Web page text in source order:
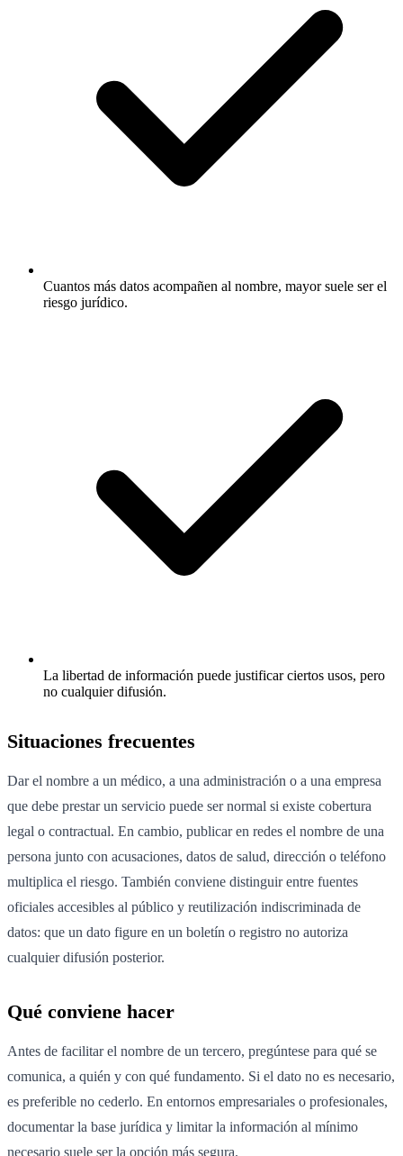
Cuantos más datos acompañen al nombre, mayor suele ser el
riesgo jurídico.
La libertad de información puede justificar ciertos usos, pero
no cualquier difusión.
Situaciones frecuentes
Dar el nombre a un médico, a una administración o a una empresa
que debe prestar un servicio puede ser normal si existe cobertura
legal o contractual. En cambio, publicar en redes el nombre de una
persona junto con acusaciones, datos de salud, dirección o teléfono
multiplica el riesgo. También conviene distinguir entre fuentes
oficiales accesibles al público y reutilización indiscriminada de
datos: que un dato figure en un boletín o registro no autoriza
cualquier difusión posterior.
Qué conviene hacer
Antes de facilitar el nombre de un tercero, pregúntese para qué se
comunica, a quién y con qué fundamento. Si el dato no es necesario,
es preferible no cederlo. En entornos empresariales o profesionales,
documentar la base jurídica y limitar la información al mínimo
necesario suele ser la opción más segura.